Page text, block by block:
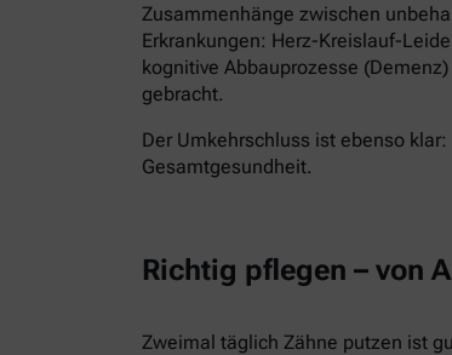
Zusammenhänge zwischen
Erkrankungen: Herz-Kreislauf-
kognitive Abbauprozesse
gebracht.
Der Umkehrschluss ist ebenso
Gesamtgesundheit.
Richtig pflegen – von
Zweimal täglich Zähne putzen ist